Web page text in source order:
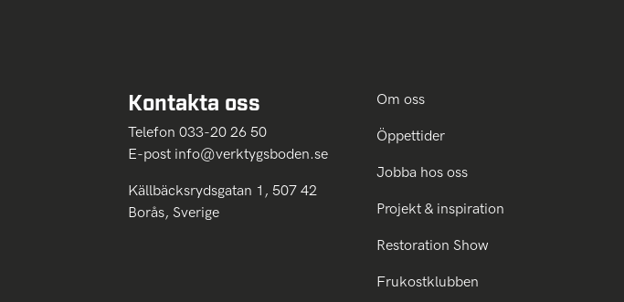
Kontakta oss
Telefon 033-20 26 50
E-post info@verktygsboden.se
Källbäcksrydsgatan 1, 507 42
Borås, Sverige
Om oss
Öppettider
Jobba hos oss
Projekt & inspiration
Restoration Show
Frukostklubben